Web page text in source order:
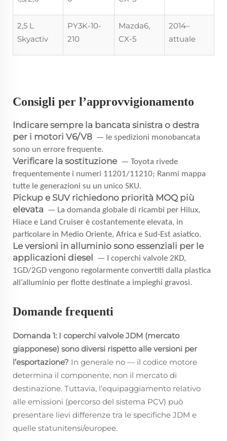
2,5 L
Skyactiv
PY3K-10-
210
Mazda6,
CX-5
2014–
attuale
Consigli per l’approvvigionamento
Indicare sempre la bancata sinistra o destra
per i motori V6/V8 — le spedizioni monobancata
sono un errore frequente.
Verificare la sostituzione — Toyota rivede
frequentemente i numeri 11201/11210; Ranmi mappa
tutte le generazioni su un unico SKU.
Pickup e SUV richiedono priorità MOQ più
elevata — La domanda globale di ricambi per Hilux,
Hiace e Land Cruiser è costantemente elevata, in
particolare in Medio Oriente, Africa e Sud-Est asiatico.
Le versioni in alluminio sono essenziali per le
applicazioni diesel — I coperchi valvole 2KD,
1GD/2GD vengono regolarmente convertiti dalla plastica
all’alluminio per flotte destinate a impieghi gravosi.
Domande frequenti
Domanda 1: I coperchi valvole JDM (mercato
giapponese) sono diversi rispetto alle versioni per
l’esportazione? In generale no — il codice motore
determina il componente, non il mercato di
destinazione. Tuttavia, l’equipaggiamento relativo
alle emissioni (percorso del sistema PCV) può
presentare lievi differenze tra le specifiche JDM e
quelle statunitensi/europee.